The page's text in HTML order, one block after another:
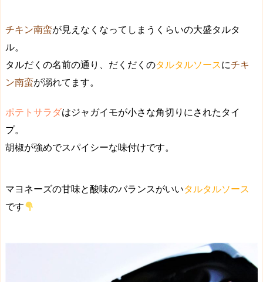
チキン南蛮が見えなくなってしまうくらいの大盛タルタ
ル。
タルだく の名前の通り、だくだくのタルタルソースにチキ
ン南蛮が溺れてます。
ポテトサラダはジャガイモが小さな角切りにされたタイ
プ。
胡椒が強めでスパイシーな味付けです。
マヨネーズの甘味と酸味のバランスがいいタルタルソース
です